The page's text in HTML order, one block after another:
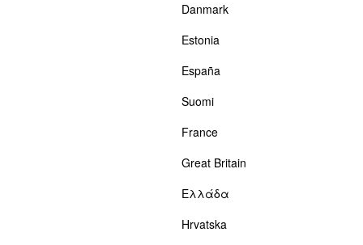
Danmark
Estonia
España
Suomi
France
Great Britain
Ελλάδα
Hrvatska